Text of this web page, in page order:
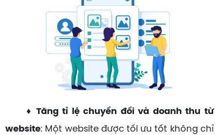
♦ Tăng tỉ lệ chuyển đổi và doanh thu từ
website: Một website được tối ưu tốt không chỉ